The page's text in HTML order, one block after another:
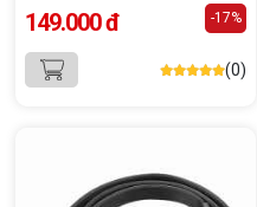
149.000 đ -17%
(0)